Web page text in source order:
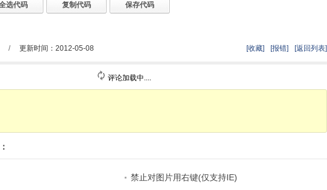
/ 更新时间：2012-05-08 [收藏] [报错] [返回列表]
评论加载中....
：
禁止对图片用右键(仅支持IE)